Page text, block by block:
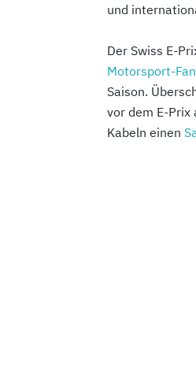
und
Der Swiss E-
Motorsport-
Saison.
vor dem E-Prix
Kabeln einen